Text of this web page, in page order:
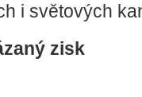
i světových
zisk